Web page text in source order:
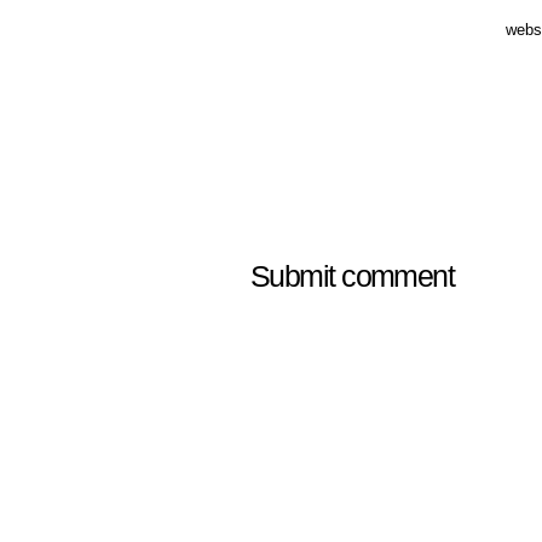
Submit comment